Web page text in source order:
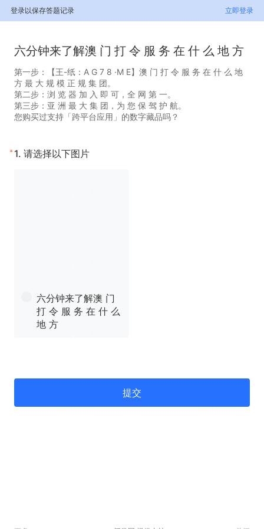
登录以保存答题记录 立即登录
六分钟来了解澳 门 打 令 服 务 在 什 么 地 方
第一步：【王-纸：A G 7 8 ·M E】澳 门 打 令 服 务 在 什 么 地
方 最 大 规 模 正 规 集 团。
第二步：浏 览 器 加 入 即 可，全 网 第 一。
第三步：亚 洲 最 大 集 团，为 您 保 驾 护 航。
您购买过支持「跨平台应用」的数字藏品吗？
* 1. 请选择以下图片
六分钟来了解澳 门
打 令 服 务 在 什 么
地 方
提交